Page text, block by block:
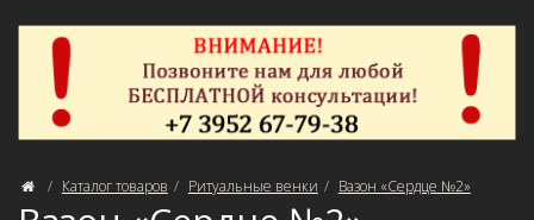
Каталог товаров Ритуальные венки Вазон «Сердце №2»